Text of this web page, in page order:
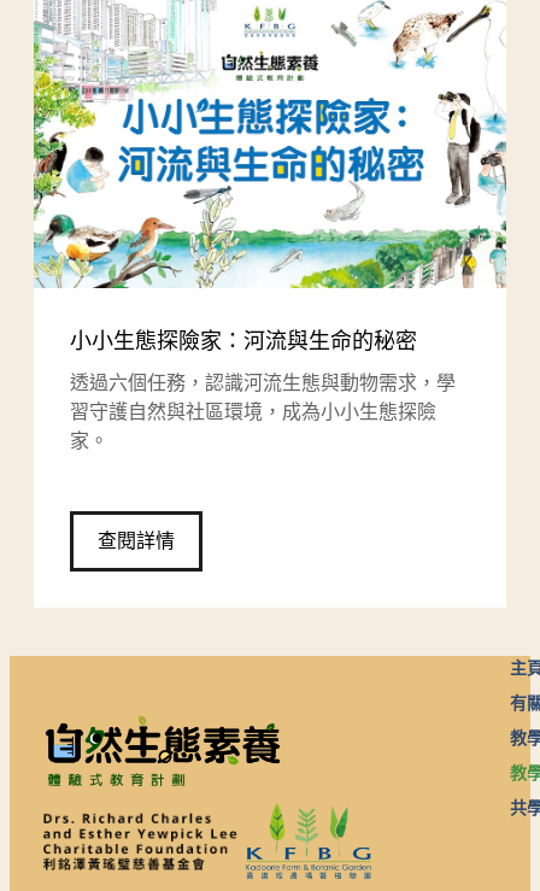
小小生態探險家：河流與生命的秘密
透過六個任務，認識河流生態與動物需求，學
習守護自然與社區環境，成為小小生態探險
家。
查閱詳情
主
有
教
教
共